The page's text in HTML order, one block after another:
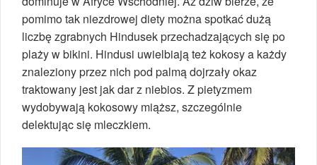
pomimo tak niezdrowej diety można spotkać dużą
liczbę zgrabnych Hindusek przechadzających się po
plaży w bikini. Hindusi uwielbiają też kokosy a każdy
znaleziony przez nich pod palmą dojrzały okaz
traktowany jest jak dar z niebios. Z pietyzmem
wydobywają kokosowy miąższ, szczególnie
delektując się mleczkiem.